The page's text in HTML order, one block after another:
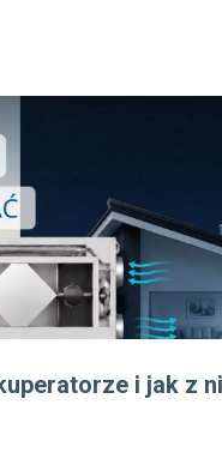
i jak z